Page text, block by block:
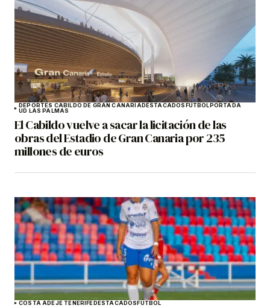
DEPORTES CABILDO DE GRAN CANARIADESTACADOSFÚTBOLPORTADA
UD LAS PALMAS
El Cabildo vuelve a sacar la licitación de las
obras del Estadio de Gran Canaria por 235
millones de euros
COSTA ADEJE TENERIFEDESTACADOSFÚTBOL